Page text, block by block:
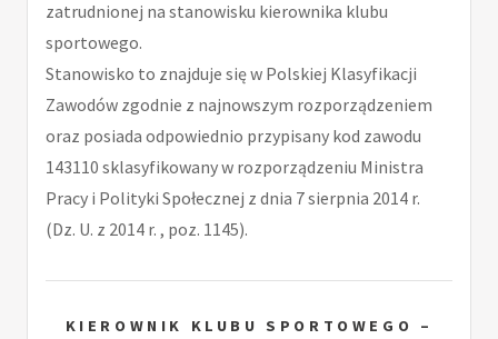
zatrudnionej na stanowisku kierownika klubu
sportowego.
Stanowisko to znajduje się w Polskiej Klasyfikacji
Zawodów zgodnie z najnowszym rozporządzeniem
oraz posiada odpowiednio przypisany kod zawodu
143110 sklasyfikowany w rozporządzeniu Ministra
Pracy i Polityki Społecznej z dnia 7 sierpnia 2014 r.
(Dz. U. z 2014 r. , poz. 1145).
KIEROWNIK KLUBU SPORTOWEGO –